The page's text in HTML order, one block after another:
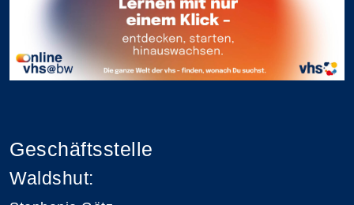
Geschäftsstelle
Waldshut: